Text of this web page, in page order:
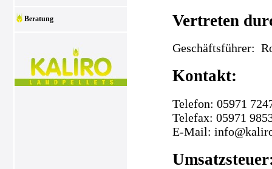
Beratung Vertreten
Geschäftsführer:
Kontakt:
Telefon: 05971
Telefax: 05971
E-Mail: